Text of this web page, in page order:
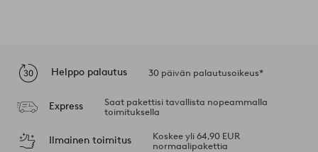
Helppo palautus 30 päivän palautusoikeus*
Express
Saat pakettisi tavallista nopeammalla
toimituksella
Ilmainen toimitus
Koskee yli 64,90 EUR
normaalipakettia